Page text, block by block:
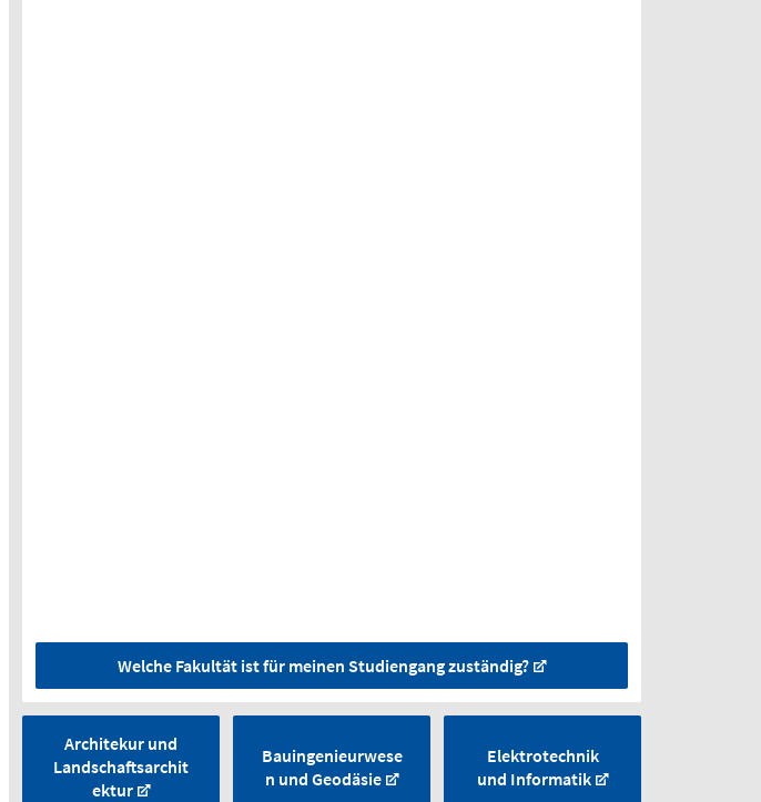
Welche Fakultät ist für meinen Studiengang zuständig?
Architekur und
Landschaftsarchit
ektur
Bauingenieurwese
n und Geodäsie
Elektrotechnik
und Informatik